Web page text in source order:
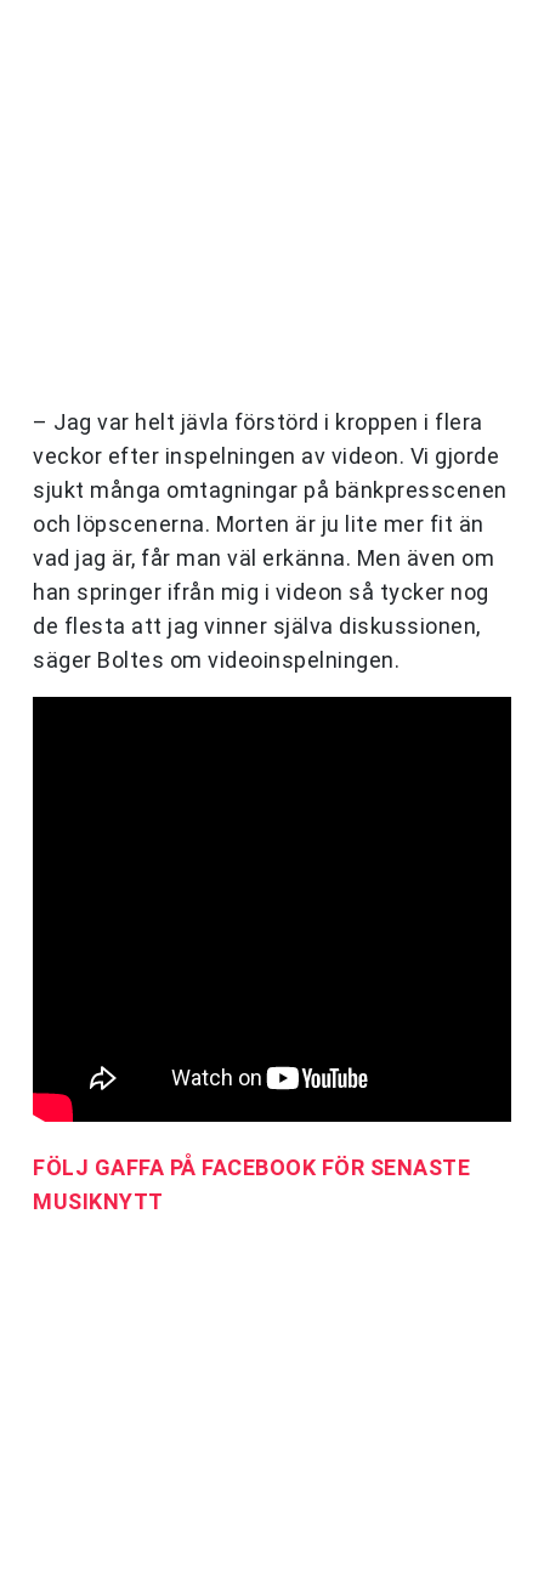
– Jag var helt jävla förstörd i kroppen i flera
veckor efter inspelningen av videon. Vi gjorde
sjukt många omtagningar på bänkpresscenen
och löpscenerna. Morten är ju lite mer fit än
vad jag är, får man väl erkänna. Men även om
han springer ifrån mig i videon så tycker nog
de flesta att jag vinner själva diskussionen,
säger Boltes om videoinspelningen.
FÖLJ GAFFA PÅ FACEBOOK FÖR SENASTE
MUSIKNYTT